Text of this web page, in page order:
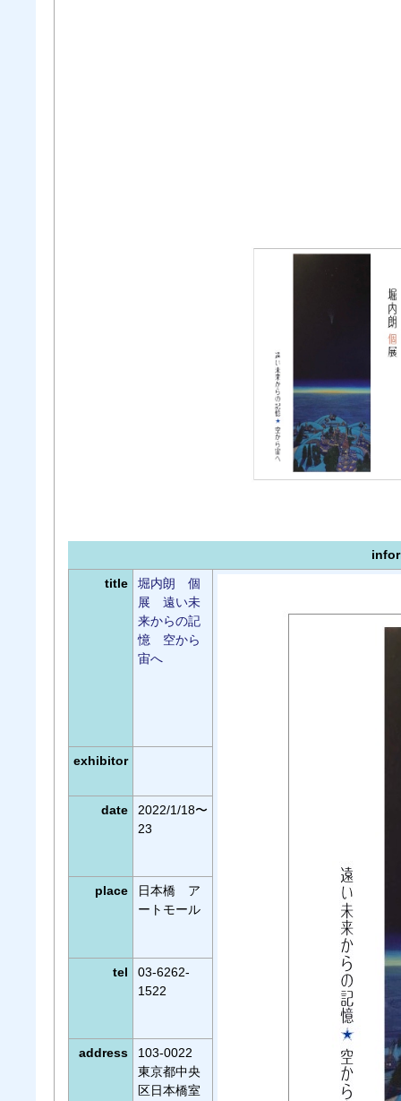
title
堀内朗 個
展 遠い未
来からの記
憶 空から
宙へ
exhibitor
date
2022/1/18〜
23
place
日本橋 ア
ートモール
tel
03-6262-
1522
address
103-0022
東京都中央
区日本橋室